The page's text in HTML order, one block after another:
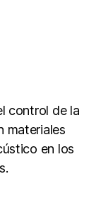
control de la
materiales
en los